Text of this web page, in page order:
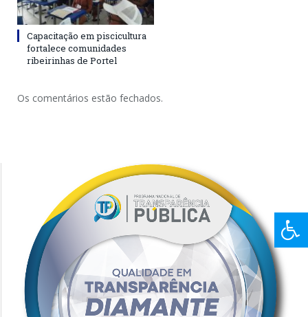
Capacitação em piscicultura
fortalece comunidades
ribeirinhas de Portel
Os comentários estão fechados.